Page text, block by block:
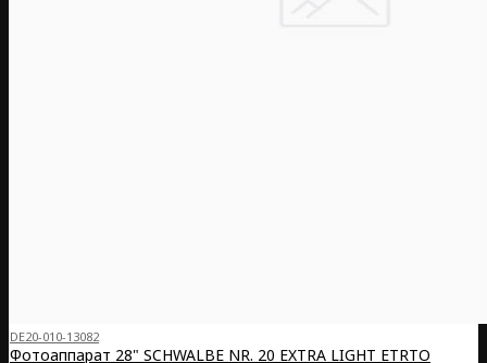
DE20-010-13082
Фотоаппарат 28" SCHWALBE NR. 20 EXTRA LIGHT ETRTO